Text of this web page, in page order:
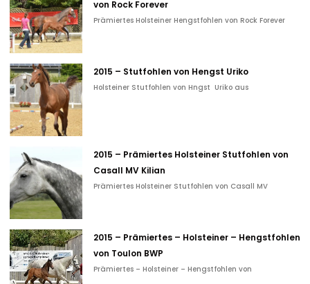
von Rock Forever
Prämiertes Holsteiner Hengstfohlen von Rock Forever
2015 – Stutfohlen von Hengst Uriko
Holsteiner Stutfohlen von Hngst Uriko aus
2015 – Prämiertes Holsteiner Stutfohlen von
Casall MV Kilian
Prämiertes Holsteiner Stutfohlen von Casall MV
2015 – Prämiertes – Holsteiner – Hengstfohlen
von Toulon BWP
Prämiertes – Holsteiner – Hengstfohlen von